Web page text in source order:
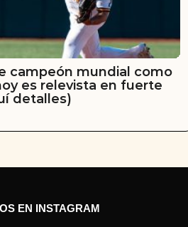
campeón mundial como
es relevista en fuerte
detalles)
EN INSTAGRAM